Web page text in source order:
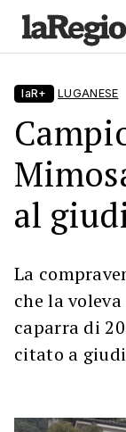
laR+ LUGANESE
al
La
che la
caparra di
citato a